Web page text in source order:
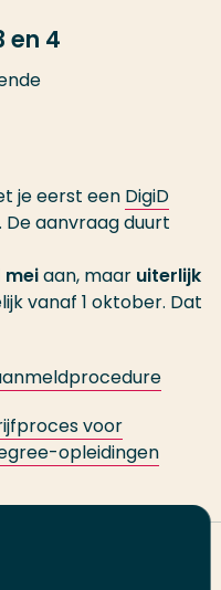
en 4
je eerst een DigiD
De aanvraag duurt
meiaan, maar uiterlijk
vanaf 1 oktober. Dat
voor
opleidingen